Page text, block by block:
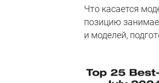
Что касается
позицию
и моделей,